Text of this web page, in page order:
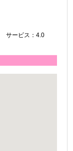
ービス：4.0